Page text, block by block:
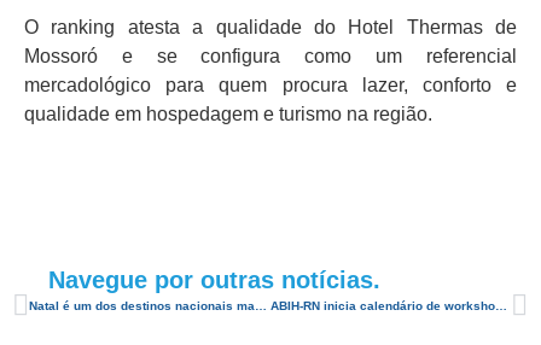
O ranking atesta a qualidade do Hotel Thermas de
Mossoró e se configura como um referencial
mercadológico para quem procura lazer, conforto e
qualidade em hospedagem e turismo na região.
Navegue por outras notícias.
ABIH-RN inicia calendário de workshops 2015 em fevereiro